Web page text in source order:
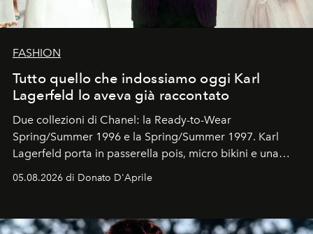
FASHION
Tutto quello che indossiamo oggi Karl
Lagerfeld lo aveva già raccontato
Due collezioni di Chanel: la Ready-to-Wear
Spring/Summer 1996 e la Spring/Summer 1997. Karl
Lagerfeld porta in passerella pois, micro bikini e una
Kate, Claudia e Carla una dietro l'altra. Trent'anni dopo,
uno dei documenti più contemporanei che abbiamo.
05.08.2026 di Donato D'Aprile